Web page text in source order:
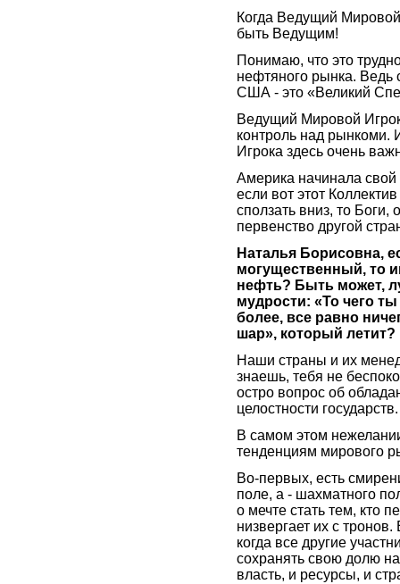
Когда Ведущий Мировой
быть Ведущим!
Понимаю, что это
нефтяного рынка. Ведь
США - это «Великий
Ведущий Мировой Игрок
контроль над рынкоми.
Игрока здесь очень
Америка начинала свой
если вот этот
сползать вниз, то Боги,
первенство другой
Наталья Борисовна,
могущественный, то
нефть? Быть может,
мудрости: «То чего
более, все равно
шар», который летит?
Наши страны и их
знаешь, тебя не
остро вопрос об
целостности государств.
В самом этом
тенденциям мирового
Во-первых, есть
поле, а - шахматного
о мечте стать тем, кто
низвергает их с
когда все другие
сохранять свою долю
власть, и ресурсы, и